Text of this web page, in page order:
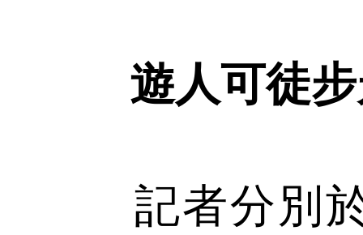
遊人可徒步
記者分別於